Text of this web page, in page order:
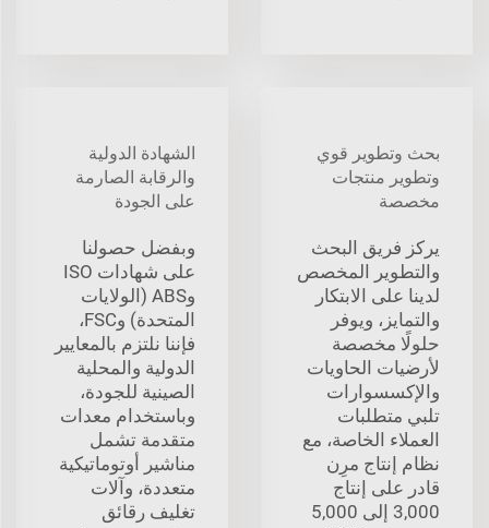
بحث وتطوير قوي
وتطوير منتجات
مخصصة
يركز فريق البحث
والتطوير المخصص
لدينا على الابتكار
والتمايز، ويوفر
حلولًا مخصصة
لأرضيات الحاويات
والإكسسوارات
تلبي متطلبات
العملاء الخاصة، مع
نظام إنتاج مرِن
قادر على إنتاج
3,000 إلى 5,000
الشهادة الدولية
والرقابة الصارمة
على الجودة
وبفضل حصولنا
على شهادات ISO
وABS (الولايات
المتحدة) وFSC،
فإننا نلتزم بالمعايير
الدولية والمحلية
الصينية للجودة،
وباستخدام معدات
متقدمة تشمل
مناشير أوتوماتيكية
متعددة، وآلات
تغليف رقائق